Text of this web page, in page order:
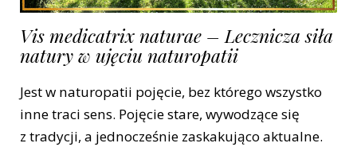
Vis medicatrix naturae – Lecznicza siła
natury w ujęciu naturopatii
Jest w naturopatii pojęcie, bez którego wszystko
inne traci sens. Pojęcie stare, wywodzące się
z tradycji, a jednocześnie zaskakująco aktualne.